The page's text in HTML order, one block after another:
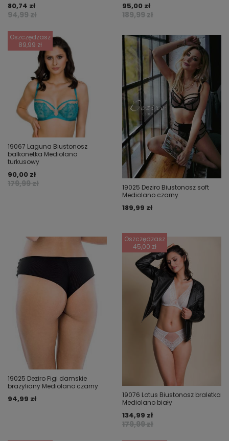
94,99 zł
80,74 zł
189,99 zł
95,00 zł
Oszczędzasz
89,99 zł
19067 Laguna Biustonosz
balkonetka Mediolano
turkusowy
179,99 zł
90,00 zł
19025 Deziro Biustonosz soft
Mediolano czarny
189,99 zł
19025 Deziro Figi damskie
brazyliany Mediolano czarny
94,99 zł
Oszczędzasz
45,00 zł
19076 Lotus Biustonosz braletka
Mediolano biały
179,99 zł
134,99 zł